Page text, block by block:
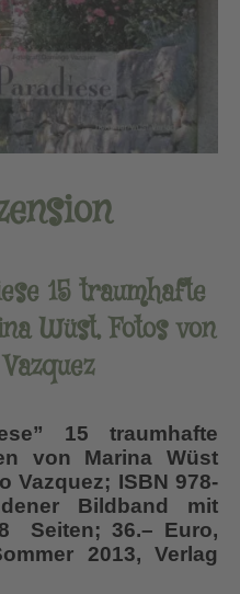
15 traumhafte
Wüst, Fotos von
15 traumhafte
von Marina Wüst
Vazquez; ISBN 978-
Bildband mit
Seiten; 36.– Euro,
2013, Verlag